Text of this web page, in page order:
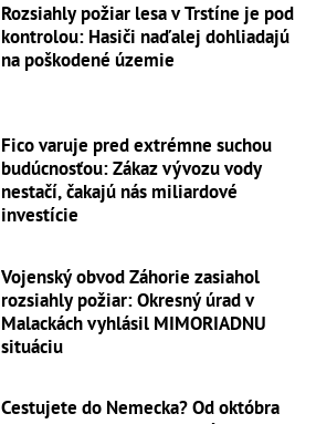
Rozsiahly požiar lesa v Trstíne je pod
kontrolou: Hasiči naďalej dohliadajú
na poškodené územie
Fico varuje pred extrémne suchou
budúcnosťou: Zákaz vývozu vody
nestačí, čakajú nás miliardové
investície
Vojenský obvod Záhorie zasiahol
rozsiahly požiar: Okresný úrad v
Malackách vyhlásil MIMORIADNU
situáciu
Cestujete do Nemecka? Od októbra